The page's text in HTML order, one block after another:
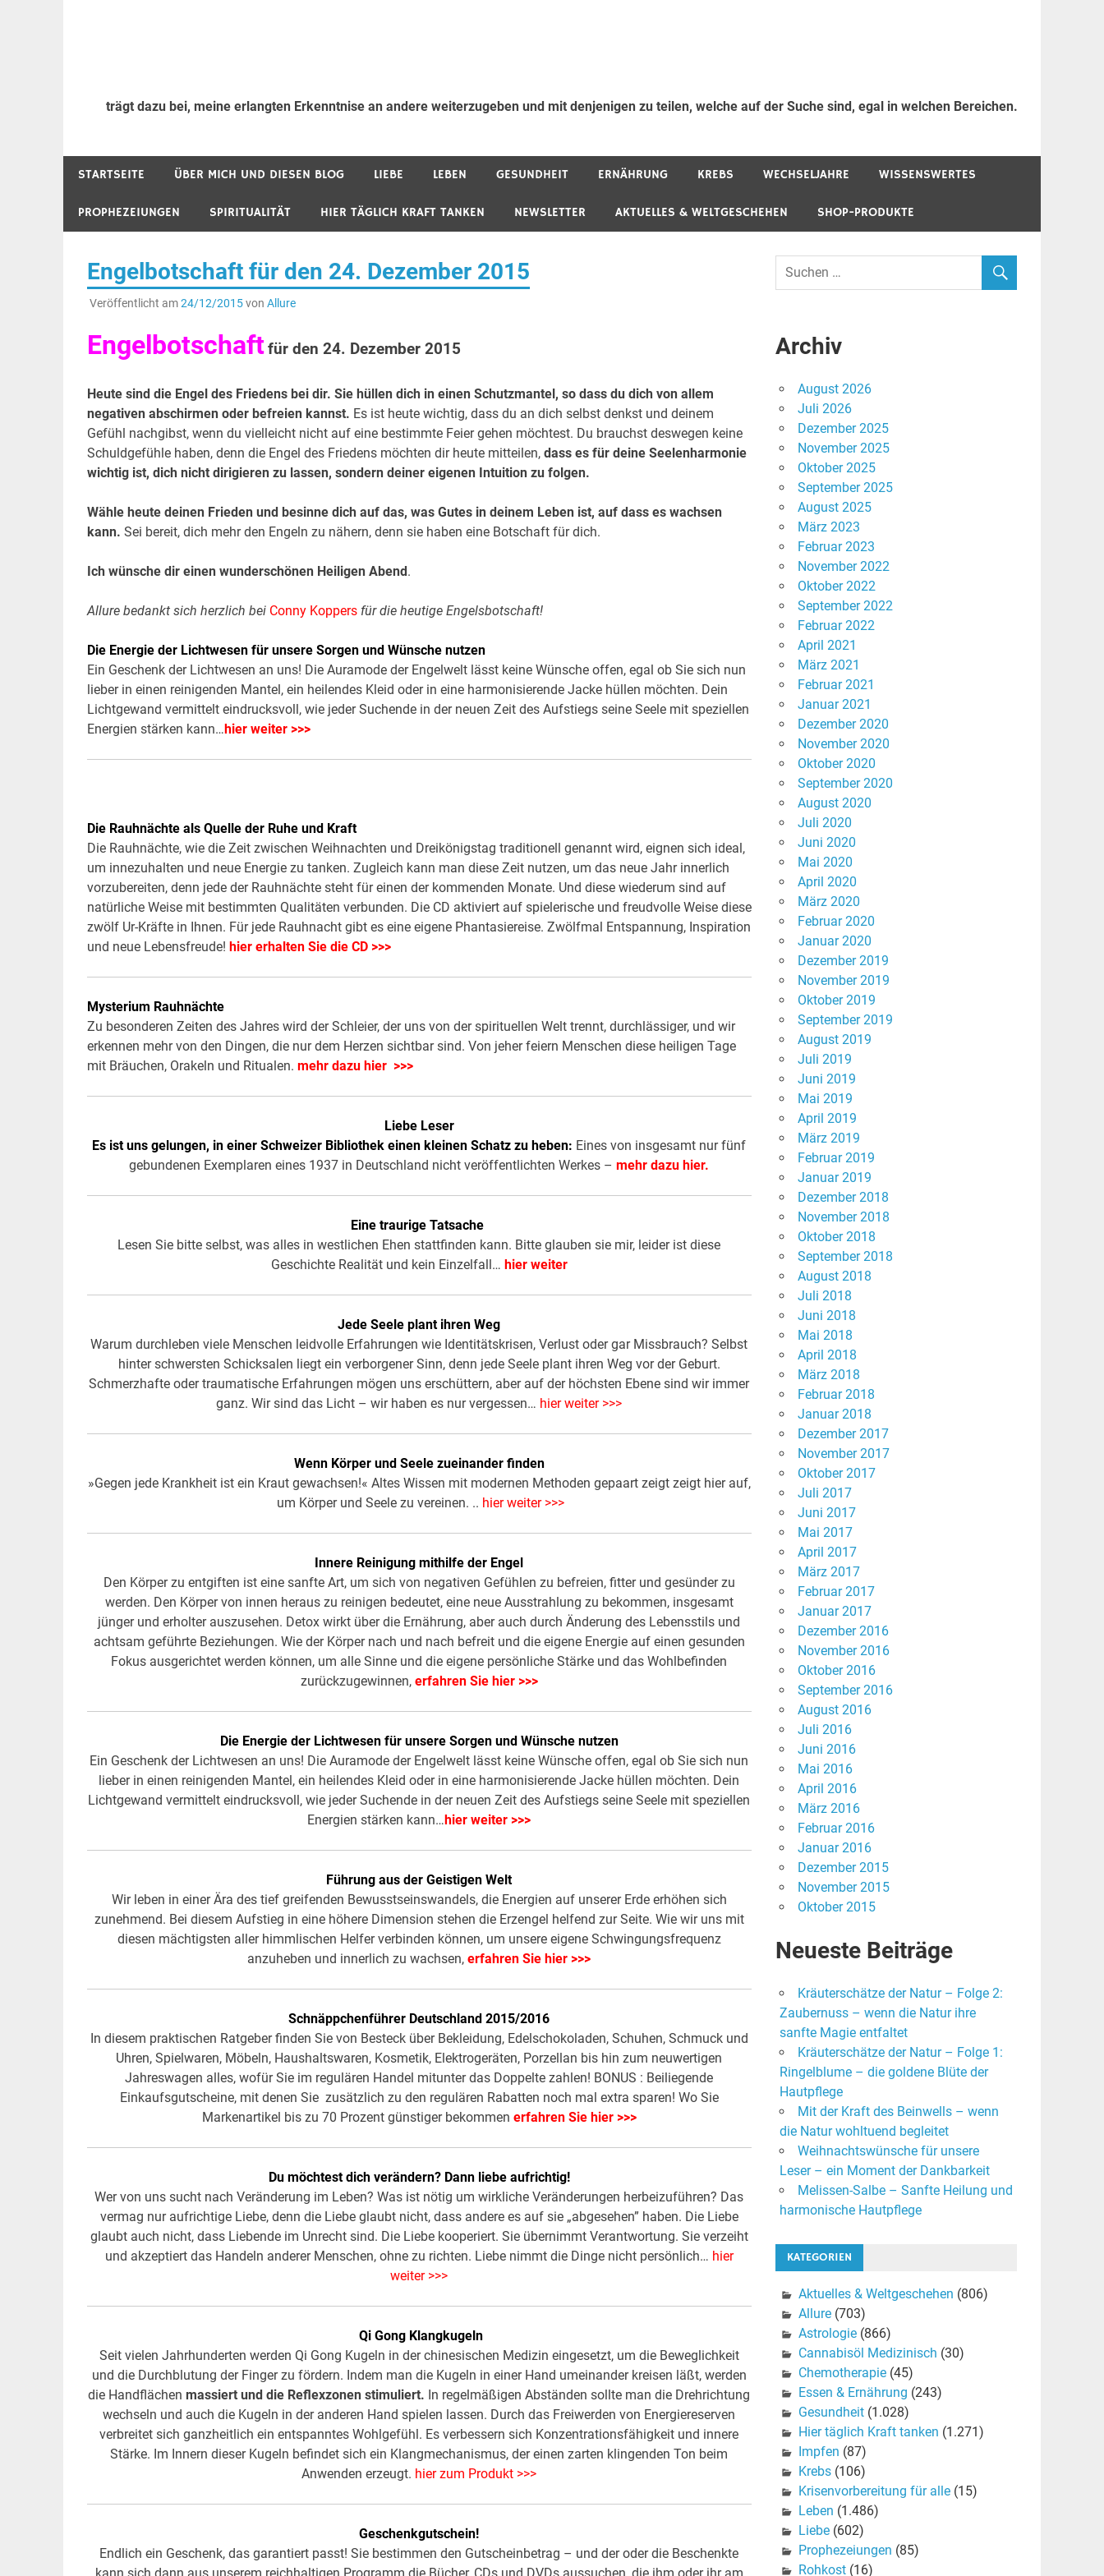
trägt dazu bei, meine erlangten Erkenntnise an andere weiterzugeben und mit denjenigen zu teilen, welche auf der Suche sind, egal in welchen Bereichen.
STARTSEITE ÜBER MICH UND DIESEN BLOG LIEBE LEBEN GESUNDHEIT ERNÄHRUNG KREBS WECHSELJAHRE WISSENSWERTES
PROPHEZEIUNGEN SPIRITUALITÄT HIER TÄGLICH KRAFT TANKEN NEWSLETTER AKTUELLES & WELTGESCHEHEN SHOP-PRODUKTE
Engelbotschaft für den 24. Dezember 2015
Veröffentlicht am24/12/2015von Allure
Engelbotschaftfür den 24. Dezember 2015
Heute sind die Engel des Friedens bei dir. Sie hüllen dich in einen Schutzmantel, so dass du dich von allem
negativen abschirmen oder befreien kannst. Es ist heute wichtig, dass du an dich selbst denkst und deinem
Gefühl nachgibst, wenn du vielleicht nicht auf eine bestimmte Feier gehen möchtest. Du brauchst deswegen keine
Schuldgefühle haben, denn die Engel des Friedens möchten dir heute mitteilen, dass es für deine Seelenharmonie
wichtig ist, dich nicht dirigieren zu lassen, sondern deiner eigenen Intuition zu folgen.
Wähle heute deinen Frieden und besinne dich auf das, was Gutes in deinem Leben ist, auf dass es wachsen
kann. Sei bereit, dich mehr den Engeln zu nähern, denn sie haben eine Botschaft für dich.
Ich wünsche dir einen wunderschönen Heiligen Abend .
Allure bedankt sich herzlich bei Conny Koppersfür die heutige Engelsbotschaft!
Die Energie der Lichtwesen für unsere Sorgen und Wünsche nutzen
Ein Geschenk der Lichtwesen an uns! Die Auramode der Engelwelt lässt keine Wünsche offen, egal ob Sie sich nun
lieber in einen reinigenden Mantel, ein heilendes Kleid oder in eine harmonisierende Jacke hüllen möchten. Dein
Lichtgewand vermittelt eindrucksvoll, wie jeder Suchende in der neuen Zeit des Aufstiegs seine Seele mit speziellen
Energien stärken kann… hier weiter >>>
Die Rauhnächte als Quelle der Ruhe und Kraft
Die Rauhnächte, wie die Zeit zwischen Weihnachten und Dreikönigstag traditionell genannt wird, eignen sich ideal,
um innezuhalten und neue Energie zu tanken. Zugleich kann man diese Zeit nutzen, um das neue Jahr innerlich
vorzubereiten, denn jede der Rauhnächte steht für einen der kommenden Monate. Und diese wiederum sind auf
natürliche Weise mit bestimmten Qualitäten verbunden. Die CD aktiviert auf spielerische und freudvolle Weise diese
zwölf Ur-Kräfte in Ihnen. Für jede Rauhnacht gibt es eine eigene Phantasiereise. Zwölfmal Entspannung, Inspiration
und neue Lebensfreude! hier erhalten Sie die CD >>>
Mysterium Rauhnächte
Zu besonderen Zeiten des Jahres wird der Schleier, der uns von der spirituellen Welt trennt, durchlässiger, und wir
erkennen mehr von den Dingen, die nur dem Herzen sichtbar sind. Von jeher feiern Menschen diese heiligen Tage
mit Bräuchen, Orakeln und Ritualen. mehr dazu hier >>>
Liebe Leser
Es ist uns gelungen, in einer Schweizer Bibliothek einen kleinen Schatz zu heben: Eines von insgesamt nur fünf
gebundenen Exemplaren eines 1937 in Deutschland nicht veröffentlichten Werkes – mehr dazu hier.
Eine traurige Tatsache
Lesen Sie bitte selbst, was alles in westlichen Ehen stattfinden kann. Bitte glauben sie mir, leider ist diese
Geschichte Realität und kein Einzelfall… hier weiter
Jede Seele plant ihren Weg
Warum durchleben viele Menschen leidvolle Erfahrungen wie Identitätskrisen, Verlust oder gar Missbrauch? Selbst
hinter schwersten Schicksalen liegt ein verborgener Sinn, denn jede Seele plant ihren Weg vor der Geburt.
Schmerzhafte oder traumatische Erfahrungen mögen uns erschüttern, aber auf der höchsten Ebene sind wir immer
ganz. Wir sind das Licht – wir haben es nur vergessen… hier weiter >>>
Wenn Körper und Seele zueinander finden
»Gegen jede Krankheit ist ein Kraut gewachsen!« Altes Wissen mit modernen Methoden gepaart zeigt zeigt hier auf,
um Körper und Seele zu vereinen. .. hier weiter >>>
Innere Reinigung mithilfe der Engel
Den Körper zu entgiften ist eine sanfte Art, um sich von negativen Gefühlen zu befreien, fitter und gesünder zu
werden. Den Körper von innen heraus zu reinigen bedeutet, eine neue Ausstrahlung zu bekommen, insgesamt
jünger und erholter auszusehen. Detox wirkt über die Ernährung, aber auch durch Änderung des Lebensstils und
achtsam geführte Beziehungen. Wie der Körper nach und nach befreit und die eigene Energie auf einen gesunden
Fokus ausgerichtet werden können, um alle Sinne und die eigene persönliche Stärke und das Wohlbefinden
zurückzugewinnen,erfahren Sie hier >>>
Die Energie der Lichtwesen für unsere Sorgen und Wünsche nutzen
Ein Geschenk der Lichtwesen an uns! Die Auramode der Engelwelt lässt keine Wünsche offen, egal ob Sie sich nun
lieber in einen reinigenden Mantel, ein heilendes Kleid oder in eine harmonisierende Jacke hüllen möchten. Dein
Lichtgewand vermittelt eindrucksvoll, wie jeder Suchende in der neuen Zeit des Aufstiegs seine Seele mit speziellen
Energien stärken kann… hier weiter >>>
Führung aus der Geistigen Welt
Wir leben in einer Ära des tief greifenden Bewusstseinswandels, die Energien auf unserer Erde erhöhen sich
zunehmend. Bei diesem Aufstieg in eine höhere Dimension stehen die Erzengel helfend zur Seite. Wie wir uns mit
diesen mächtigsten aller himmlischen Helfer verbinden können, um unsere eigene Schwingungsfrequenz
anzuheben und innerlich zu wachsen,erfahren Sie hier >>>
Schnäppchenführer Deutschland 2015/2016
In diesem praktischen Ratgeber finden Sie von Besteck über Bekleidung, Edelschokoladen, Schuhen, Schmuck und
Uhren, Spielwaren, Möbeln, Haushaltswaren, Kosmetik, Elektrogeräten, Porzellan bis hin zum neuwertigen
Jahreswagen alles, wofür Sie im regulären Handel mitunter das Doppelte zahlen! BONUS : Beiliegende
Einkaufsgutscheine, mit denen Sie zusätzlich zu den regulären Rabatten noch mal extra sparen! Wo Sie
Markenartikel bis zu 70 Prozent günstiger bekommen erfahren Sie hier >>>
Du möchtest dich verändern? Dann liebe aufrichtig!
Wer von uns sucht nach Veränderung im Leben? Was ist nötig um wirkliche Veränderungen herbeizuführen? Das
vermag nur aufrichtige Liebe, denn die Liebe glaubt nicht, dass andere es auf sie „abgesehen” haben. Die Liebe
glaubt auch nicht, dass Liebende im Unrecht sind. Die Liebe kooperiert. Sie übernimmt Verantwortung. Sie verzeiht
und akzeptiert das Handeln anderer Menschen, ohne zu richten. Liebe nimmt die Dinge nicht persönlich… hier
weiter >>>
Qi Gong Klangkugeln
Seit vielen Jahrhunderten werden Qi Gong Kugeln in der chinesischen Medizin eingesetzt, um die Beweglichkeit
und die Durchblutung der Finger zu fördern. Indem man die Kugeln in einer Hand umeinander kreisen läßt, werden
die Handflächen massiert und die Reflexzonen stimuliert. In regelmäßigen Abständen sollte man die Drehrichtung
wechseln und auch die Kugeln in der anderen Hand spielen lassen. Durch das Freiwerden von Energiereserven
verbreitet sich ganzheitlich ein entspanntes Wohlgefühl. Es verbessern sich Konzentra­tionsfähigkeit und innere
Stärke. Im Innern dieser Kugeln befindet sich ein Klang­mechanismus, der einen zarten klingenden Ton beim
Anwenden erzeugt. hier zum Produkt >>>
Geschenkgutschein!
Endlich ein Geschenk, das garantiert passt! Sie bestimmen den Gutscheinbetrag – und der oder die Beschenkte
Archiv
August 2026
Juli 2026
Dezember 2025
November 2025
Oktober 2025
September 2025
August 2025
März 2023
Februar 2023
November 2022
Oktober 2022
September 2022
Februar 2022
April 2021
März 2021
Februar 2021
Januar 2021
Dezember 2020
November 2020
Oktober 2020
September 2020
August 2020
Juli 2020
Juni 2020
Mai 2020
April 2020
März 2020
Februar 2020
Januar 2020
Dezember 2019
November 2019
Oktober 2019
September 2019
August 2019
Juli 2019
Juni 2019
Mai 2019
April 2019
März 2019
Februar 2019
Januar 2019
Dezember 2018
November 2018
Oktober 2018
September 2018
August 2018
Juli 2018
Juni 2018
Mai 2018
April 2018
März 2018
Februar 2018
Januar 2018
Dezember 2017
November 2017
Oktober 2017
Juli 2017
Juni 2017
Mai 2017
April 2017
März 2017
Februar 2017
Januar 2017
Dezember 2016
November 2016
Oktober 2016
September 2016
August 2016
Juli 2016
Juni 2016
Mai 2016
April 2016
März 2016
Februar 2016
Januar 2016
Dezember 2015
November 2015
Oktober 2015
Neueste Beiträge
Kräuterschätze der Natur – Folge 2:
Zaubernuss – wenn die Natur ihre
sanfte Magie entfaltet
Kräuterschätze der Natur – Folge 1:
Ringelblume – die goldene Blüte der
Hautpflege
Mit der Kraft des Beinwells – wenn
die Natur wohltuend begleitet
Weihnachtswünsche für unsere
Leser – ein Moment der Dankbarkeit
Melissen-Salbe – Sanfte Heilung und
harmonische Hautpflege
KATEGORIEN
Aktuelles & Weltgeschehen (806)
Allure(703)
Astrologie(866)
Cannabisöl Medizinisch (30)
Chemotherapie(45)
Essen & Ernährung (243)
Gesundheit(1.028)
Hier täglich Kraft tanken (1.271)
Impfen (87)
Krebs(106)
Krisenvorbereitung für alle(15)
Leben (1.486)
Liebe(602)
Prophezeiungen (85)
Rohkost(16)